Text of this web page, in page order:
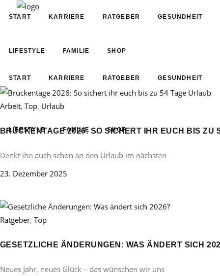
START KARRIERE RATGEBER GESUNDHEIT
LIFESTYLE FAMILIE SHOP
START KARRIERE RATGEBER GESUNDHEIT
LIFESTYLE FAMILIE SHOP
Arbeit, Top, Urlaub
BRÜCKENTAGE 2026: SO SICHERT IHR EUCH BIS ZU
Denkt ihn auch schon an den Urlaub im nächsten
23. Dezember 2025
Ratgeber, Top
GESETZLICHE ÄNDERUNGEN: WAS ÄNDERT SICH
Neues Jahr, neues Glück – das wünschen wir uns